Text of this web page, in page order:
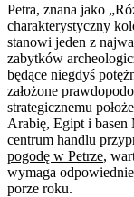
Petra, znana jako
charakterystyczny
stanowi jeden z
zabytków
będące niegdyś
założone
strategicznemu
Arabię, Egipt i basen
centrum handlu
pogodę w Petrze,
wymaga
porze roku.